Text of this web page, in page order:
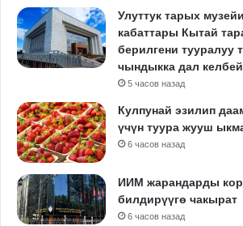
Улуттук тарых
кабаттары Кытай
берилгени тууралуу
чындыкка дал
5 часов назад
Кулпунай эзилип
үчүн туура жууш
6 часов назад
ИИМ жарандарды
билдирүүгө чакырат
6 часов назад